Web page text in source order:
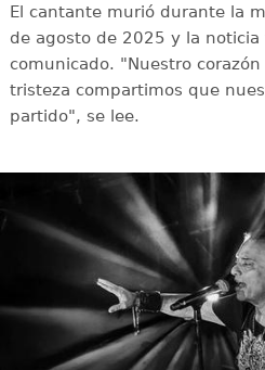
El cantante murió durante la
de agosto de 2025 y la
comunicado. "Nuestro
tristeza compartimos que
partido", se lee.